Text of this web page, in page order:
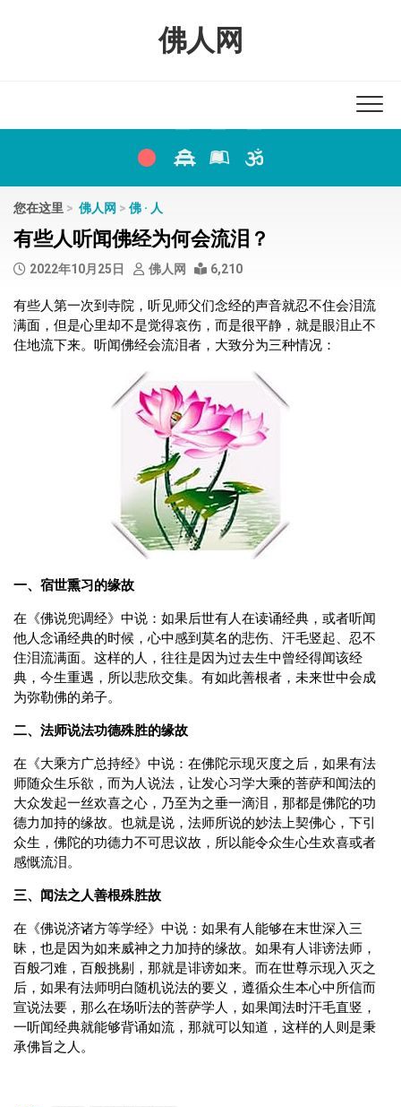
佛人网
您在这里 > 佛人网 > 佛 · 人
有些人听闻佛经为何会流泪？
2022年10月25日 佛人网 6,210
有些人第一次到寺院，听见师父们念经的声音就忍不住会泪流
满面，但是心里却不是觉得哀伤，而是很平静，就是眼泪止不
住地流下来。听闻佛经会流泪者，大致分为三种情况：
一、宿世熏习的缘故
在《佛说兜调经》中说：如果后世有人在读诵经典，或者听闻
他人念诵经典的时候，心中感到莫名的悲伤、汗毛竖起、忍不
住泪流满面。这样的人，往往是因为过去生中曾经得闻该经
典，今生重遇，所以悲欣交集。有如此善根者，未来世中会成
为弥勒佛的弟子。
二、法师说法功德殊胜的缘故
在《大乘方广总持经》中说：在佛陀示现灭度之后，如果有法
师随众生乐欲，而为人说法，让发心习学大乘的菩萨和闻法的
大众发起一丝欢喜之心，乃至为之垂一滴泪，那都是佛陀的功
德力加持的缘故。也就是说，法师所说的妙法上契佛心，下引
众生，佛陀的功德力不可思议故，所以能令众生心生欢喜或者
感慨流泪。
三、闻法之人善根殊胜故
在《佛说济诸方等学经》中说：如果有人能够在末世深入三
昧，也是因为如来威神之力加持的缘故。如果有人诽谤法师，
百般刁难，百般挑剔，那就是诽谤如来。而在世尊示现入灭之
后，如果有法师明白随机说法的要义，遵循众生本心中所信而
宣说法要，那么在场听法的菩萨学人，如果闻法时汗毛直竖，
一听闻经典就能够背诵如流，那就可以知道，这样的人则是秉
承佛旨之人。